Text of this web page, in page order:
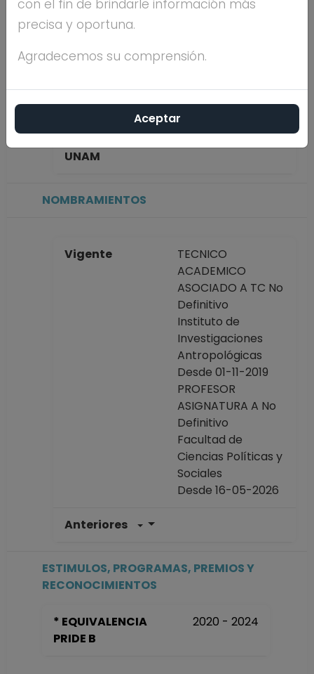
MEJIA
estudios
Antigüedad
UNAM
NOMBRAMIENTOS
Vigente
TECNICO
ACADEMICO
ASOCIADO A TC No
Definitivo
Instituto de
Investigaciones
Antropológicas
Desde 01-11-2019
PROFESOR
ASIGNATURA A No
Definitivo
Facultad de
Ciencias Políticas y
Sociales
Desde 16-05-2026
Anteriores
Facultad de
Desde 16-05-2025
ESTIMULOS, PROGRAMAS, PREMIOS Y
RECONOCIMIENTOS
* EQUIVALENCIA
PRIDE B
2020 - 2024
con el fin de brindarle información más
precisa y oportuna.
Agradecemos su comprensión.
Aceptar